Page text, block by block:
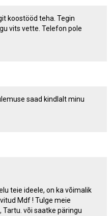
koostööd teha. Tegin
vits vette. Telefon pole
saad kindlalt minu
teie ideele, on ka võimalik
Mdf ! Tulge meie
Tartu. või saatke päringu